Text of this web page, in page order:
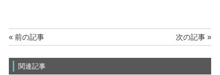
« 前の記事 次の記事 »
関連記事